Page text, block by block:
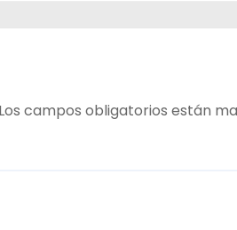
Los campos obligatorios están